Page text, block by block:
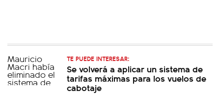
TE PUEDE INTERESAR:
Se volverá a aplicar un sistema de
tarifas máximas para los vuelos de
cabotaje